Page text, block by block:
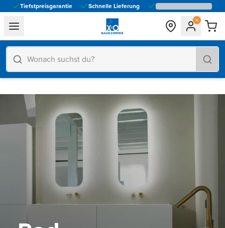
Tiefstpreisgarantie Schnelle Lieferung
general.navigation.toggle_menu.label